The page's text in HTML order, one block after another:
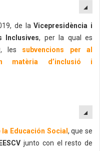
de laVicepresidència i
Inclusives, per la qual es
les subvencions per al
matèria d’inclusió i
Educación Social , que se
junto con el resto de